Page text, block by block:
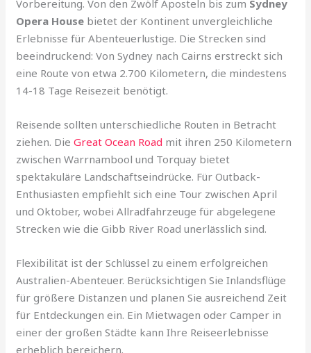
Vorbereitung. Von den Zwölf Aposteln bis zum Sydney
Opera House bietet der Kontinent unvergleichliche
Erlebnisse für Abenteuerlustige. Die Strecken sind
beeindruckend: Von Sydney nach Cairns erstreckt sich
eine Route von etwa 2.700 Kilometern, die mindestens
14-18 Tage Reisezeit benötigt.
Reisende sollten unterschiedliche Routen in Betracht
ziehen. DieGreat Ocean Road mit ihren 250 Kilometern
zwischen Warrnambool und Torquay bietet
spektakuläre Landschaftseindrücke. Für Outback-
Enthusiasten empfiehlt sich eine Tour zwischen April
und Oktober, wobei Allradfahrzeuge für abgelegene
Strecken wie die Gibb River Road unerlässlich sind.
Flexibilität ist der Schlüssel zu einem erfolgreichen
Australien-Abenteuer. Berücksichtigen Sie Inlandsflüge
für größere Distanzen und planen Sie ausreichend Zeit
für Entdeckungen ein. Ein Mietwagen oder Camper in
einer der großen Städte kann Ihre Reiseerlebnisse
erheblich bereichern.